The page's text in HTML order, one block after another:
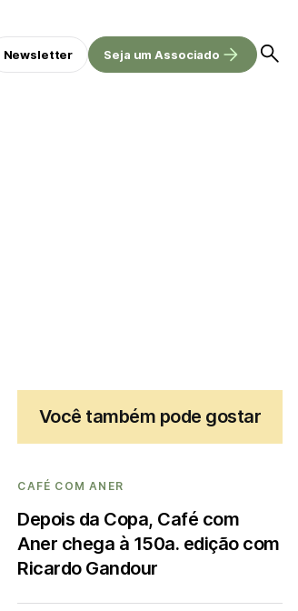
Newsletter Seja um Associado
Você também pode gostar
CAFÉ COM ANER
Depois da Copa, Café com
Aner chega à 150a. edição com
Ricardo Gandour